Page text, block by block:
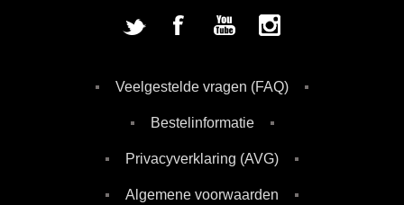
Veelgestelde vragen (FAQ)
Bestelinformatie
Privacyverklaring (AVG)
Algemene voorwaarden